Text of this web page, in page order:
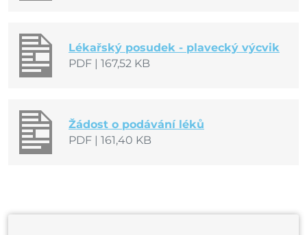
Lékařský posudek - plavecký výcvik
PDF
167,52 KB
Žádost o podávání léků
PDF
161,40 KB